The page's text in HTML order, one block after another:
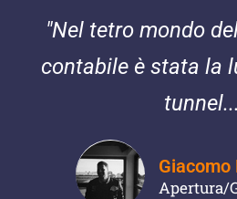
"Nel tetro mondo
contabile è stata la
Giacomo
Apertura/